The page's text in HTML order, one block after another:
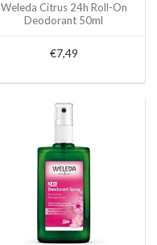
Weleda Citrus 24h Roll-On
Deodorant 50ml
€7,49